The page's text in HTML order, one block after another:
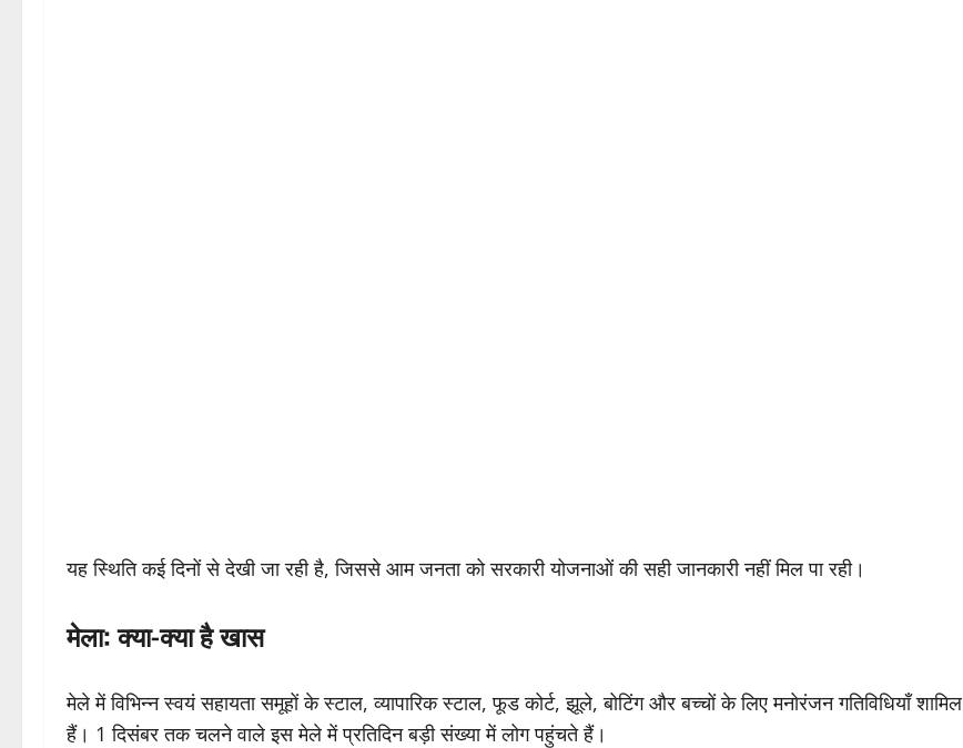
यह स्थिति कई दिनों से देखी जा रही है, जिससे आम जनता को सरकारी योजनाओं की सही जानकारी नहीं मिल पा रही।
मेला: क्या-क्या है खास
मेले में विभिन्न स्वयं सहायता समूहों के स्टाल, व्यापारिक स्टाल, फूड कोर्ट, झूले, बोटिंग और बच्चों के लिए मनोरंजन गतिविधियाँ शामिल
हैं। 1 दिसंबर तक चलने वाले इस मेले में प्रतिदिन बड़ी संख्या में लोग पहुंचते हैं।